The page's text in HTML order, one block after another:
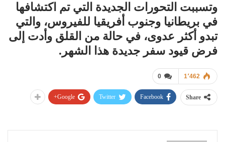
وتسببت التحورات الجديدة التي تم اكتشافها
في بريطانيا وجنوب أفريقيا للفيروس، والتي
تبدو أكثر عدوى، في حالة من القلق وأدت إلى
فرض قيود سفر جديدة هذا الشهر.
0 1٬462
Share
Facebook
Twitter
Google+